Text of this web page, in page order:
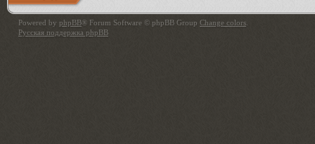
Powered by phpBB® Forum Software © phpBB Group Change colors
Русская поддержка phpBB